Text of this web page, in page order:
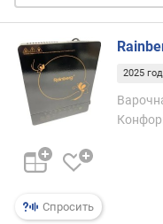
л
и
ч
е
т
в
п
р
д
Спросить
2025 год